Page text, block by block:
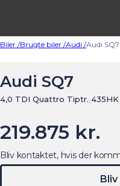
Biler /Brugte biler /Audi /Audi SQ7
Audi SQ7
4,0 TDI Quattro Tiptr.
219.875 kr.
Bliv kontaktet, hvis der